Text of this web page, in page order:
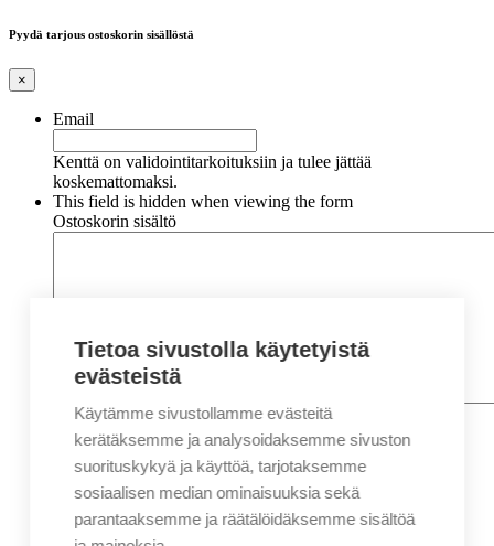
Pyydä tarjous ostoskorin sisällöstä
×
Email
Kenttä on validointitarkoituksiin ja tulee jättää
koskemattomaksi.
This field is hidden when viewing the form
Ostoskorin sisältö
Nimi*
Etunimi
Sukunimi
Sähköposti*
Tietoa sivustolla käytetyistä
evästeistä
Käytämme sivustollamme evästeitä
kerätäksemme ja analysoidaksemme sivuston
suorituskykyä ja käyttöä, tarjotaksemme
sosiaalisen median ominaisuuksia sekä
parantaaksemme ja räätälöidäksemme sisältöä